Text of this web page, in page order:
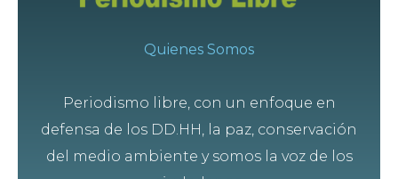
Quienes Somos
Periodismo libre, con un enfoque en
defensa de los DD.HH, la paz, conservación
del medio ambiente y somos la voz de los